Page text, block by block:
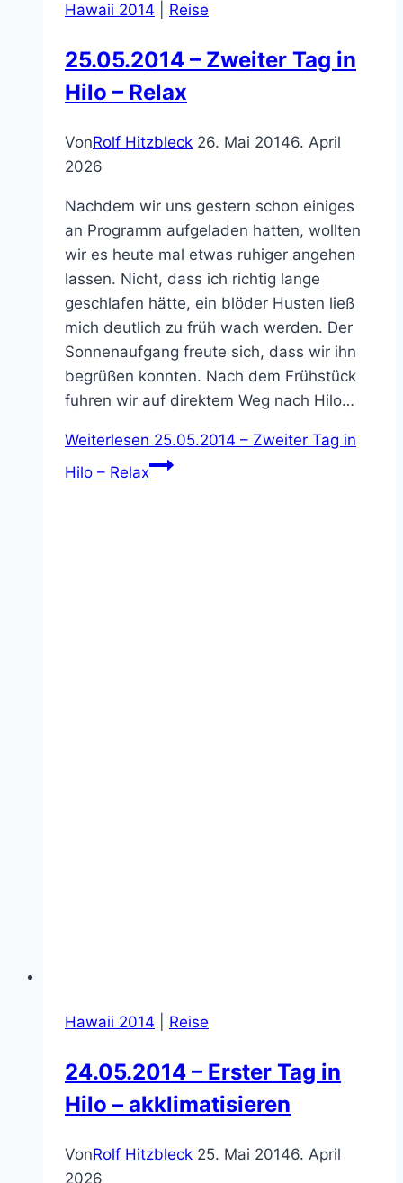
Hawaii 2014 Reise
25.05.2014 – Zweiter Tag in
Hilo – Relax
VonRolf Hitzbleck 26. Mai 20146. April
2026
Nachdem wir uns gestern schon einiges
an Programm aufgeladen hatten, wollten
wir es heute mal etwas ruhiger angehen
lassen. Nicht, dass ich richtig lange
geschlafen hätte, ein blöder Husten ließ
mich deutlich zu früh wach werden. Der
Sonnenaufgang freute sich, dass wir ihn
begrüßen konnten. Nach dem Frühstück
fuhren wir auf direktem Weg nach Hilo…
Weiterlesen 25.05.2014 – Zweiter Tag in
Hilo – Relax
Hawaii 2014 Reise
24.05.2014 – Erster Tag in
Hilo – akklimatisieren
VonRolf Hitzbleck 25. Mai 20146. April
2026